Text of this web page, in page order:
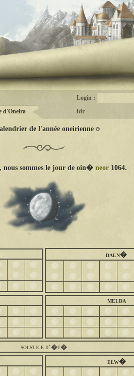
Login :
d'Oneira Jdr
de l'année oneirienne
sommes le jour de oin� neor1064.
daln�
melda
solstice d'�t�
elw�